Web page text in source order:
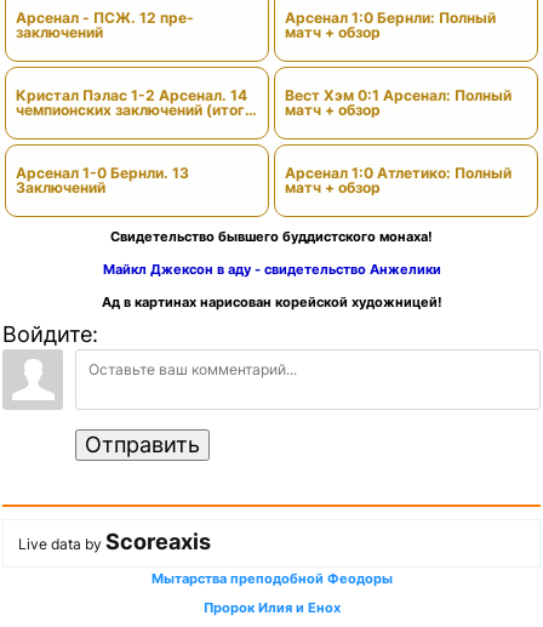
Арсенал - ПСЖ. 12 пре-
заключений
Кристал Пэлас 1-2 Арсенал. 14
чемпионских заключений (итоги
Арсенал 1-0 Бернли. 13
Заключений
Арсенал 1:0 Бернли: Полный
матч + обзор
Вест Хэм 0:1 Арсенал: Полный
матч + обзор
Арсенал 1:0 Атлетико: Полный
матч + обзор
Свидетельство бывшего буддистского монаха!
Майкл Джексон в аду - свидетельство Анжелики
Ад в картинах нарисован корейской художницей!
Войдите:
Отправить
Live data by Scoreaxis
Мытарства преподобной Феодоры
Пророк Илия и Енох